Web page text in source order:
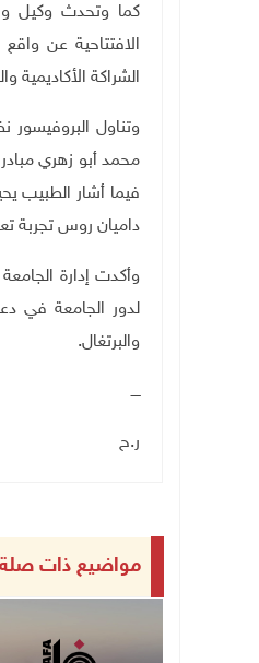
كما وتحدث وكيل
الافتتاحية عن
الشراكة الأكاديمية
وتناول البروفيسور
محمد أبو زهري
فيما أشار الطبيب
داميان روس تجربة
وأكدت إدارة
لدور الجامعة في
والبرتغال.
ــــ
ر.ح
مواضيع ذات صلة